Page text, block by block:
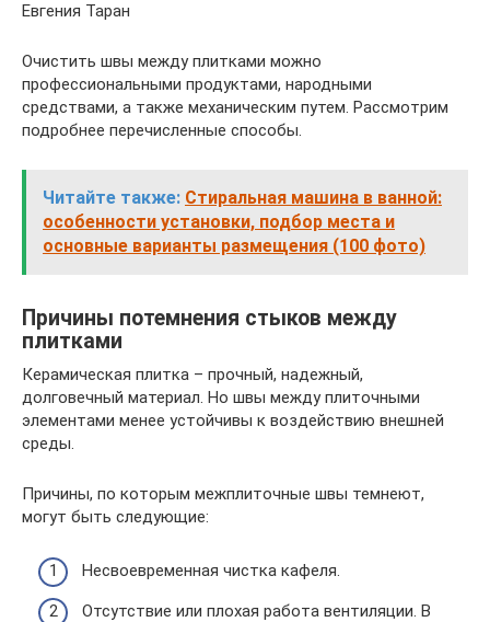
Евгения Таран
Очистить швы между плитками можно
профессиональными продуктами, народными
средствами, а также механическим путем. Рассмотрим
подробнее перечисленные способы.
Читайте также: Стиральная машина в ванной:
особенности установки, подбор места и
основные варианты размещения (100 фото)
Причины потемнения стыков между
плитками
Керамическая плитка – прочный, надежный,
долговечный материал. Но швы между плиточными
элементами менее устойчивы к воздействию внешней
среды.
Причины, по которым межплиточные швы темнеют,
могут быть следующие:
Несвоевременная чистка кафеля.
Отсутствие или плохая работа вентиляции. В